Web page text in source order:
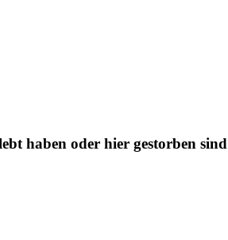
haben oder hier gestorben sind